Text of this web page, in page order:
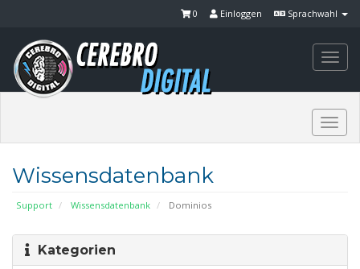
Sprachwahl
Einloggen
0
Wissensdatenbank
Support Wissensdatenbank Dominios
Kategorien